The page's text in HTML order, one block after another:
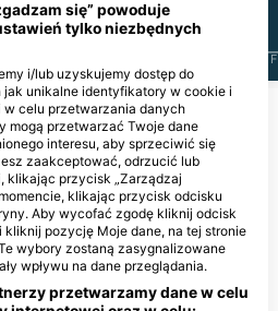
F
to miejsce
się” powoduje
tylko niezbędnych
i/lub uzyskujemy dostęp do
unikalne identyfikatory w cookie i
celu przetwarzania danych
mogą przetwarzać Twoje dane
interesu, aby sprzeciwić się
zaakceptować, odrzucić lub
klikając przycisk „Zarządzaj
klikając przycisk odcisku
Aby wycofać zgodę kliknij odcisk
pozycję Moje dane, na tej stronie
wybory zostaną zasygnalizowane
wpływu na dane przeglądania.
przetwarzamy dane w celu